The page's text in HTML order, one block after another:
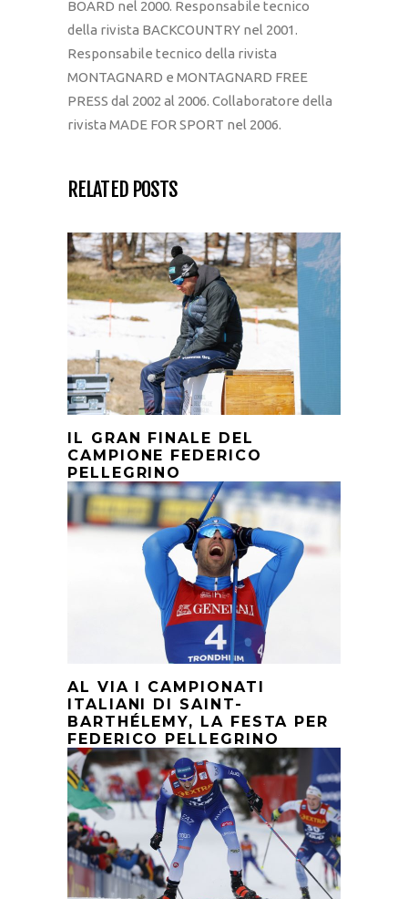
BOARD nel 2000. Responsabile tecnico
della rivista BACKCOUNTRY nel 2001.
Responsabile tecnico della rivista
MONTAGNARD e MONTAGNARD FREE
PRESS dal 2002 al 2006. Collaboratore della
rivista MADE FOR SPORT nel 2006.
RELATED POSTS
IL GRAN FINALE DEL
CAMPIONE FEDERICO
PELLEGRINO
AL VIA I CAMPIONATI
ITALIANI DI SAINT-
BARTHÉLEMY, LA FESTA PER
FEDERICO PELLEGRINO